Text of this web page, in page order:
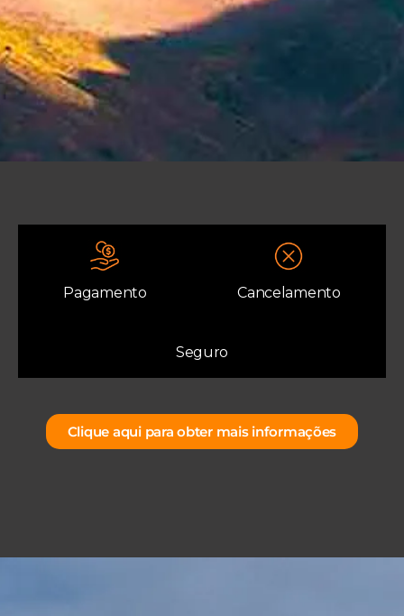
Pagamento Cancelamento
Seguro
Clique aqui para obter mais informações